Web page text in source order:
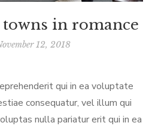
in romance
12, 2018
qui in ea voluptate
consequatur, vel illum qui
nulla pariatur erit qui in ea